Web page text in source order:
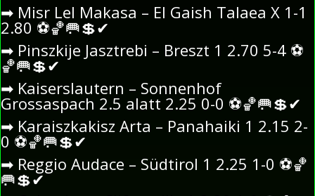
➡ Misr Lel Makasa – El Gaish Talaea X 1-1
2.80 ⚽🏀🥅💲✔
➡ Pinszkije Jasztrebi – Breszt 1 2.70 5-4 ⚽
🏀🥅💲✔
➡ Kaiserslautern – Sonnenhof
Grossaspach 2.5 alatt 2.25 0-0 ⚽🏀🥅💲✔
➡ Karaiszkakisz Arta – Panahaiki 1 2.15 2-
0 ⚽🏀🥅💲✔
➡ Reggio Audace – Südtirol 1 2.25 1-0 ⚽🏀
🥅💲✔